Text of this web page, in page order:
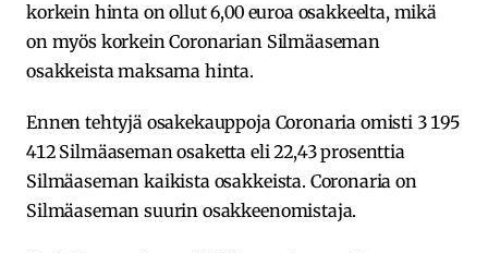
korkein hinta on ollut 6,00 euroa osakkeelta, mikä
on myös korkein Coronarian Silmäaseman
osakkeista maksama hinta.
Ennen tehtyjä osakekauppoja Coronaria omisti 3 195
412 Silmäaseman osaketta eli 22,43 prosenttia
Silmäaseman kaikista osakkeista. Coronaria on
Silmäaseman suurin osakkeenomistaja.